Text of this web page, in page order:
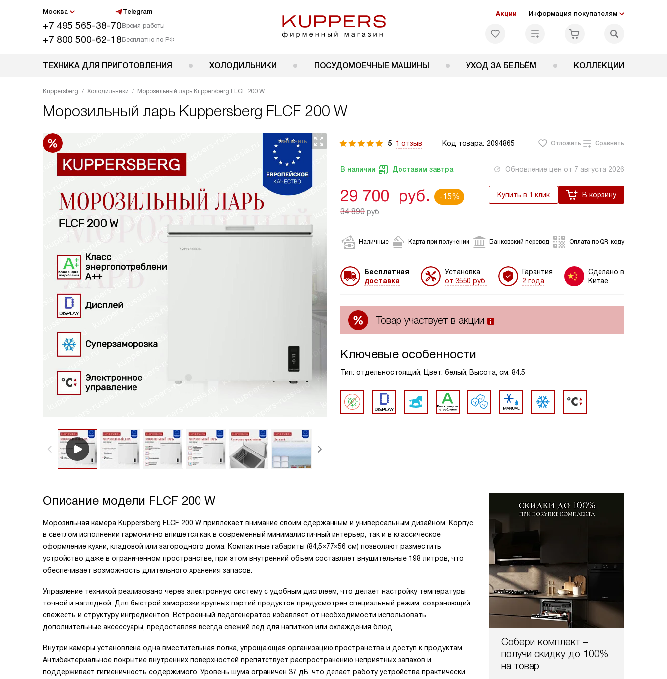
Москва Telegram
+7 495 565-38-70Время работы
+7 800 500-62-18Бесплатно по РФ
Акции Информация покупателям
ТЕХНИКА ДЛЯ ПРИГОТОВЛЕНИЯ ХОЛОДИЛЬНИКИ ПОСУДОМОЕЧНЫЕ МАШИНЫ УХОД ЗА БЕЛЬЁМ КОЛЛЕКЦИИ
Kuppersberg Холодильники Морозильный ларь Kuppersberg FLCF 200 W
Морозильный ларь Kuppersberg FLCF 200 W
5 1 отзыв Код товара: 2094865 Отложить Сравнить
В наличии Доставим завтра Обновление цен от 7 августа 2026
29 700 руб.
-15%
34 890 руб.
Купить в 1 клик В корзину
Наличные Карта при получении Банковский перевод Оплата по QR-коду
Бесплатная
доставка
Установка
от 3550 руб.
Гарантия
2 года
Сделано в
Китае
Товар участвует в акции
Ключевые особенности
Тип: отдельностоящий, Цвет: белый, Высота, см: 84.5
Собери комплект –
получи скидку до 100%
на товар
Описание модели FLCF 200 W
Морозильная камера Kuppersberg FLCF 200 W привлекает внимание своим сдержанным и универсальным дизайном. Корпус
в светлом исполнении гармонично впишется как в современный минималистичный интерьер, так и в классическое
оформление кухни, кладовой или загородного дома. Компактные габариты (84,5×77×56 см) позволяют разместить
устройство даже в ограниченном пространстве, при этом внутренний объем составляет внушительные 198 литров, что
обеспечивает возможность длительного хранения запасов.
Управление техникой реализовано через электронную систему с удобным дисплеем, что делает настройку температуры
точной и наглядной. Для быстрой заморозки крупных партий продуктов предусмотрен специальный режим, сохраняющий
свежесть и структуру ингредиентов. Встроенный ледогенератор избавляет от необходимости использовать
дополнительные аксессуары, предоставляя всегда свежий лед для напитков или охлаждения блюд.
Внутри камеры установлена одна вместительная полка, упрощающая организацию пространства и доступ к продуктам.
Антибактериальное покрытие внутренних поверхностей препятствует распространению неприятных запахов и
поддерживает гигиеничность содержимого. Уровень шума ограничен 37 дБ, что делает работу устройства практически